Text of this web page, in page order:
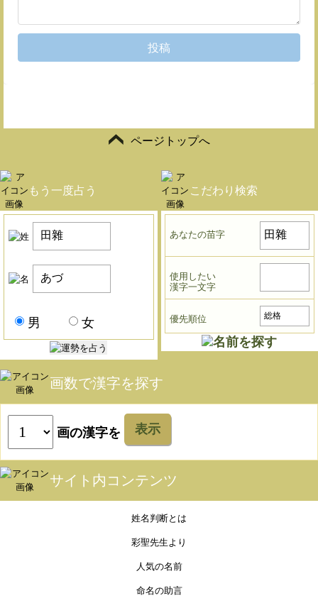
投稿
ページトップへ
もう一度占う
男 女
こだわり検索
あなたの苗字
使用したい
漢字一文字
優先順位
画数で漢字を探す
画の漢字を 表示
サイト内コンテンツ
姓名判断とは
彩聖先生より
人気の名前
命名の助言